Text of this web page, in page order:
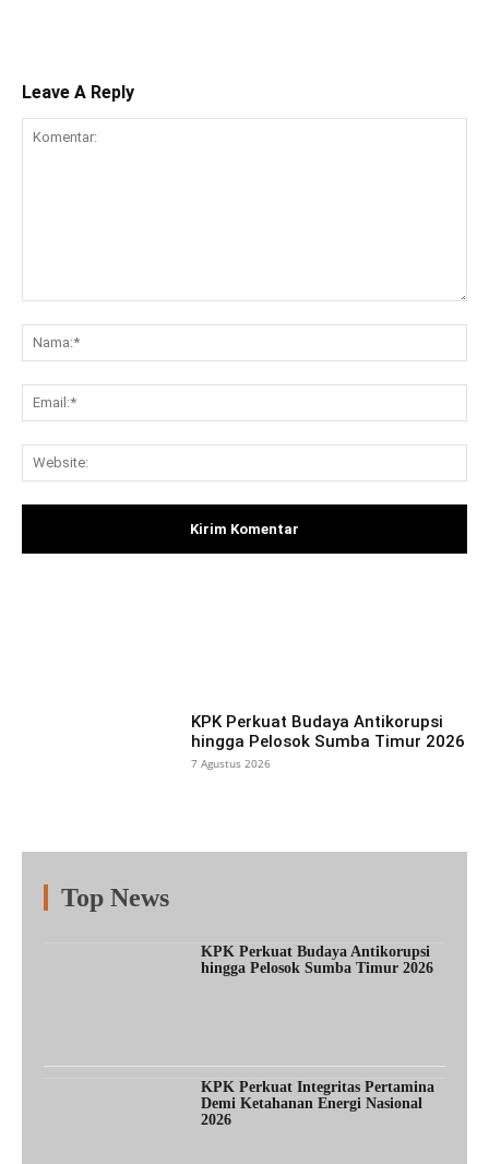
Leave A Reply
KPK Perkuat Budaya Antikorupsi
hingga Pelosok Sumba Timur 2026
7 Agustus 2026
Top News
KPK Perkuat Budaya Antikorupsi
hingga Pelosok Sumba Timur 2026
KPK Perkuat Integritas Pertamina
Demi Ketahanan Energi Nasional
2026